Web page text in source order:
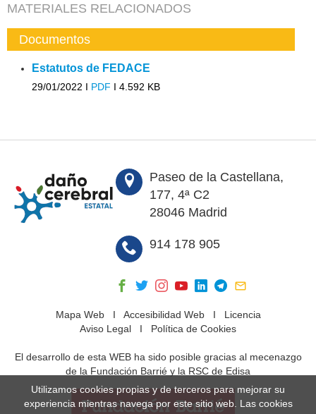
MATERIALES RELACIONADOS
Documentos
Estatutos de FEDACE
29/01/2022 I PDF I 4.592 KB
Paseo de la Castellana,
177, 4ª C2
28046 Madrid
914 178 905
Mapa WebI Accesibilidad WebI Licencia
Aviso Legal I Política de Cookies
El desarrollo de esta WEB ha sido posible gracias al mecenazgo
de la Fundación Barrié y la RSC de Edisa
Utilizamos cookies propias y de terceros para mejorar su
experiencia mientras navega por este sitio web. Las cookies